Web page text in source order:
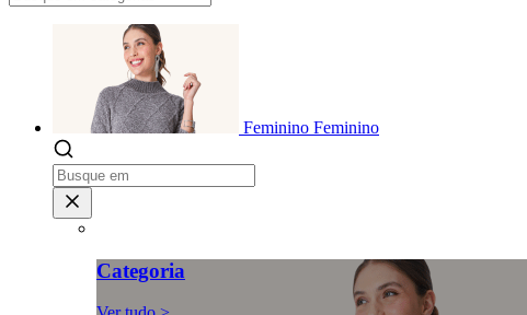
Feminino Feminino
Categoria